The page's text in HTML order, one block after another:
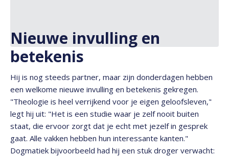
Nieuwe invulling en
betekenis
Hij is nog steeds partner, maar zijn donderdagen hebben
een welkome nieuwe invulling en betekenis gekregen.
"Theologie is heel verrijkend voor je eigen geloofsleven,"
legt hij uit: "Het is een studie waar je zelf nooit buiten
staat, die ervoor zorgt dat je echt met jezelf in gesprek
gaat. Alle vakken hebben hun interessante kanten."
Dogmatiek bijvoorbeeld had hij een stuk droger verwacht: